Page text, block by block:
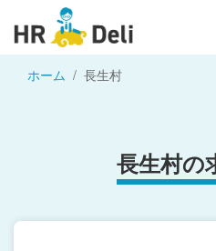
ホーム 長生村
長生村の